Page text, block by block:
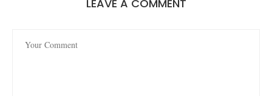
LEAVE A COMMENT